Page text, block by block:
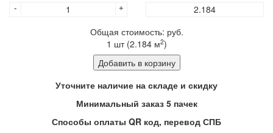
+
-
Общая стоимость: руб.
1 шт (2.184м2)
Добавить в корзину
Уточните наличие на складе и скидку
Минимальный заказ 5 пачек
Способы оплаты QR код, перевод СПБ